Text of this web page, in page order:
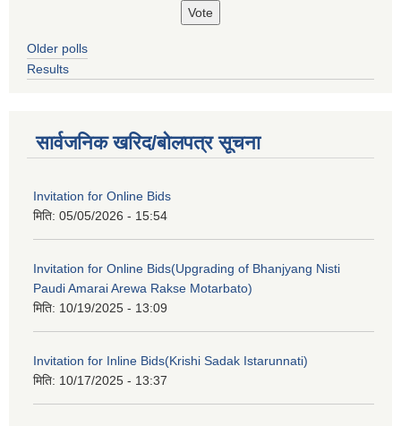
Older polls
Results
सार्वजनिक खरिद/बोलपत्र सूचना
Invitation for Online Bids
मिति: 05/05/2026 - 15:54
Invitation for Online Bids(Upgrading of Bhanjyang Nisti
Paudi Amarai Arewa Rakse Motarbato)
मिति: 10/19/2025 - 13:09
Invitation for Inline Bids(Krishi Sadak Istarunnati)
मिति: 10/17/2025 - 13:37